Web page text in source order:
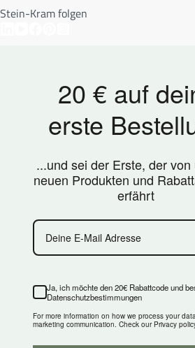
Stein-Kram folgen
20 € auf
erste
...und sei der Erste, der von
neuen Produkten und
erfährt
Ja, ich möchte den 20€ Rabattcode und
Datenschutzbestimmungen
For more information on how we process your
marketing communication. Check our Privacy